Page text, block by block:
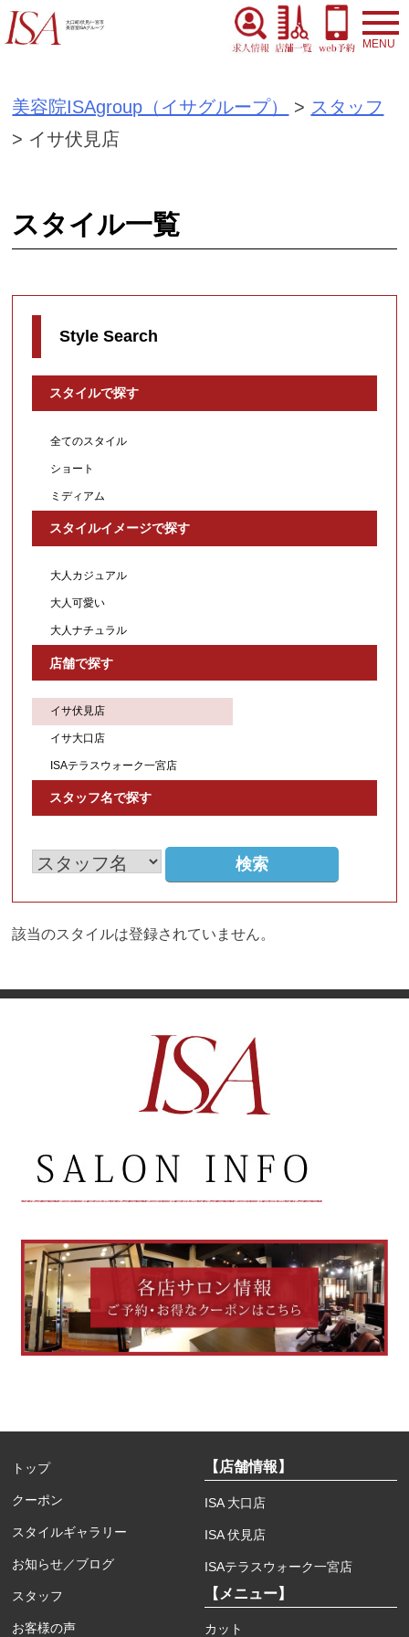
S
k
大口町/伏見/一宮市
美容室ISAグループ
美容院ISAgroup（イサグループ） > スタッフ
> イサ伏見店
スタイル一覧
Style Search
スタイルで探す
全てのスタイル
ショート
ミディアム
スタイルイメージで探す
大人カジュアル
大人可愛い
大人ナチュラル
店舗で探す
イサ伏見店
イサ大口店
ISAテラスウォーク一宮店
スタッフ名で探す
該当のスタイルは登録されていません。
トップ
クーポン
スタイルギャラリー
お知らせ／ブログ
スタッフ
お客様の声
【店舗情報】
ISA 大口店
ISA 伏見店
ISAテラスウォーク一宮店
【メニュー】
カット